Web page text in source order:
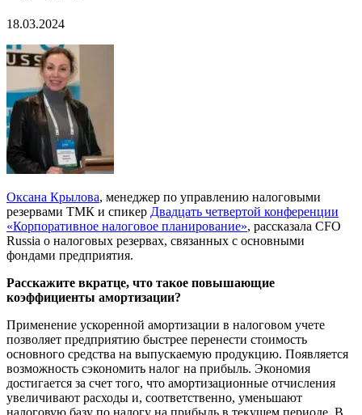
18.03.2024
Оксана Крылова, менеджер по управлению налоговыми
резервами ТМК и спикер Двадцать четвертой конференции
«Корпоративное налоговое планирование», рассказала CFO
Russia о налоговых резервах, связанных с основными
фондами предприятия.
Расскажите вкратце, что такое повышающие
коэффициенты амортизации?
Применение ускоренной амортизации в налоговом учете
позволяет предприятию быстрее перенести стоимость
основного средства на выпускаемую продукцию. Появляется
возможность сэкономить налог на прибыль. Экономия
достигается за счет того, что амортизационные отчисления
увеличивают расходы и, соответственно, уменьшают
налоговую базу по налогу на прибыль в текущем периоде. В